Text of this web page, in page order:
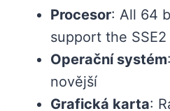
Procesor: All 64
support the
Operační systém
novější
Grafická karta: